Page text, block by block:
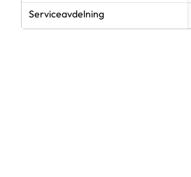
Serviceavdelning